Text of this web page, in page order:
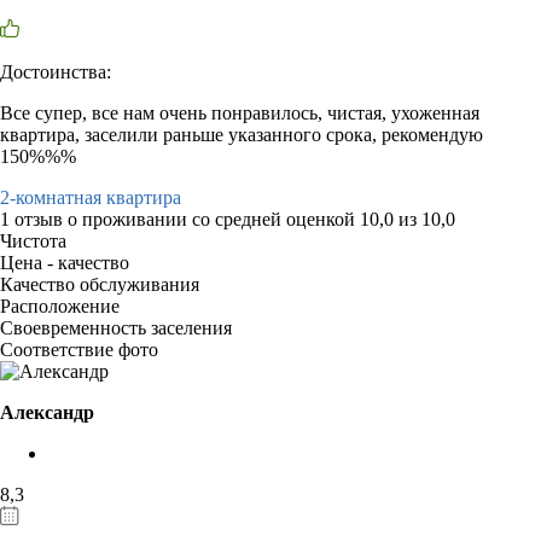
Достоинства:
Все супер, все нам очень понравилось, чистая, ухоженная
квартира, заселили раньше указанного срока, рекомендую
150%%%
2-комнатная квартира
1 отзыв о проживании со средней оценкой 10,0 из 10,0
Чистота
Цена - качество
Качество обслуживания
Расположение
Своевременность заселения
Соответствие фото
Александр
8,3